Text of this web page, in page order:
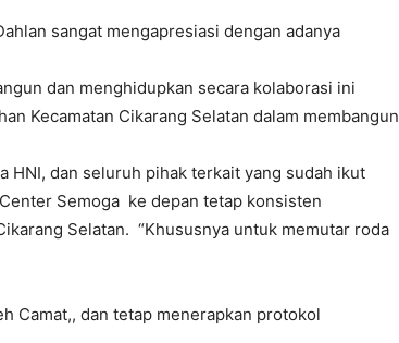
sangat mengapresiasi dengan adanya
dan menghidupkan secara kolaborasi ini
Kecamatan Cikarang Selatan dalam membangun
HNI, dan seluruh pihak terkait yang sudah ikut
Semoga ke depan tetap konsisten
Selatan. “Khususnya untuk memutar roda
Camat,, dan tetap menerapkan protokol